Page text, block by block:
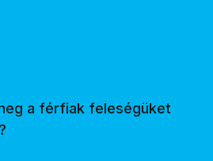
a férfiak feleségüket